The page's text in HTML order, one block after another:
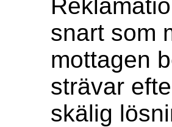
snart som
mottagen
strävar
skälig